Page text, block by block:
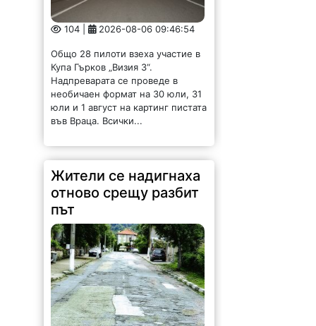
104 | 2026-08-06 09:46:54
Общо 28 пилоти взеха участие в
Купа Гърков „Визия 3“.
Надпреварата се проведе в
необичаен формат на 30 юли, 31
юли и 1 август на картинг пистата
във Враца. Всички...
Жители се надигнаха
отново срещу разбит
път